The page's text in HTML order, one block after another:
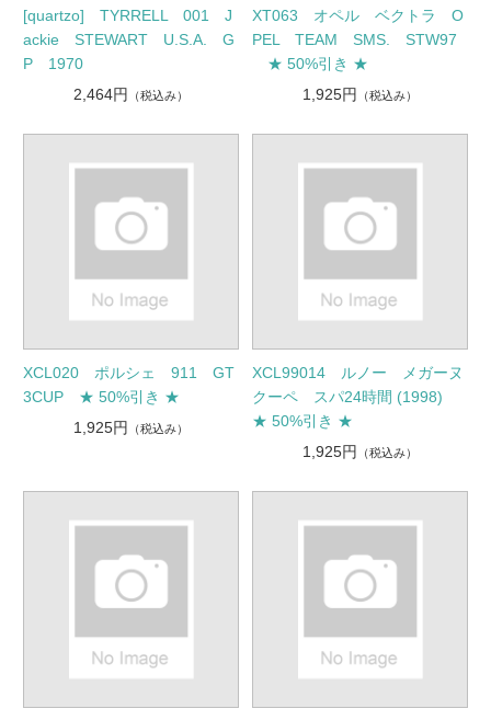
[quartzo] TYRRELL 001 J
ackie STEWART U.S.A. G
P 1970
2,464円
（税込み）
XT063 オペル ベクトラ O
PEL TEAM SMS. STW97
★ 50%引き ★
1,925円
（税込み）
XCL020 ポルシェ 911 GT
3CUP ★ 50%引き ★
1,925円
（税込み）
XCL99014 ルノー メガーヌ
クーペ スパ24時間 (1998)
★ 50%引き ★
1,925円
（税込み）